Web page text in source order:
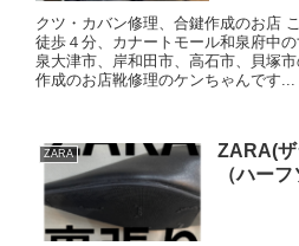
クツ・カバン修理、合鍵作成のお店
徒歩４分、カナートモール和泉府中の
泉大津市、岸和田市、高石市、貝塚
作成のお店靴修理のケンちゃんです...
ZARA
ZARA(ザ
（ハー